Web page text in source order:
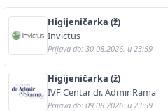
Higijeničarka (ž)
Invictus
Prijava do: 30.08.2026. u 23:59
Higijeničarka (ž)
IVF Centar dr. Admir Rama
Prijava do: 09.08.2026. u 23:59